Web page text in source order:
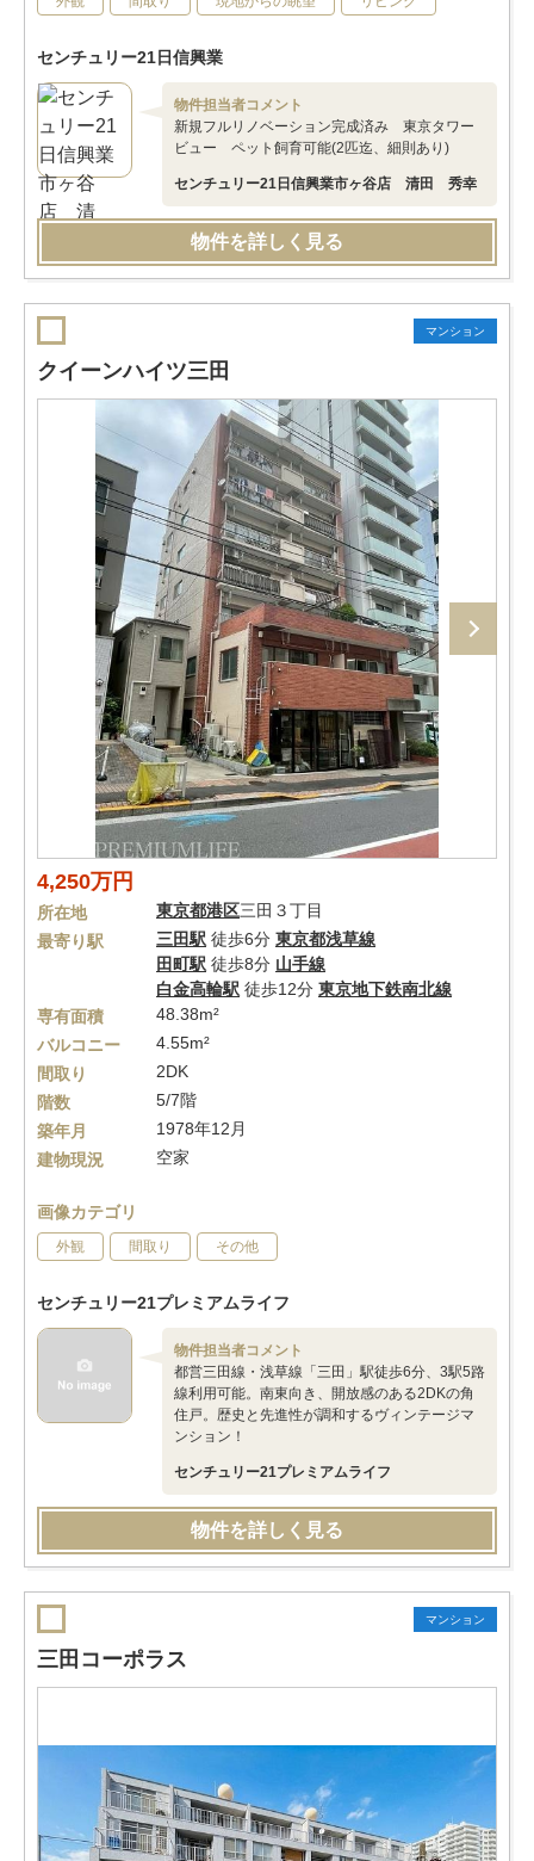
センチュリー21日信興業
物件担当者コメント
新規フルリノベーション完成済み 東京タワー
ビュー ペット飼育可能(2匹迄、細則あり)
センチュリー21日信興業市ヶ谷店 清田 秀幸
物件を詳しく見る
マンション
クイーンハイツ三田
4,250万円
所在地 東京都港区三田３丁目
最寄り駅
三田駅 徒歩6分 東京都浅草線
田町駅 徒歩8分 山手線
白金高輪駅 徒歩12分 東京地下鉄南北線
専有面積
48.38m²
バルコニー
4.55m²
間取り
2DK
階数
5/7階
築年月
1978年12月
建物現況
空家
画像カテゴリ
外観 間取り その他
センチュリー21プレミアムライフ
物件担当者コメント
都営三田線・浅草線「三田」駅徒歩6分、3駅5路
線利用可能。南東向き、開放感のある2DKの角
住戸。歴史と先進性が調和するヴィンテージマ
ンション！
センチュリー21プレミアムライフ
物件を詳しく見る
マンション
三田コーポラス